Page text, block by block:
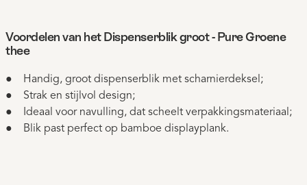
Voordelen van het Dispenserblik groot - Pure Groene
thee
● Handig, groot dispenserblik met scharnierdeksel;
● Strak en stijlvol design;
● Ideaal voor navulling, dat scheelt verpakkingsmateriaal;
● Blik past perfect op bamboe displayplank.